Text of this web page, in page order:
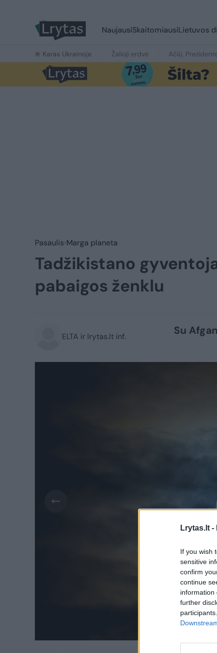
Lrytas.lt -
If you wish
sensitive
confirm
continue
information
further
NaujausiSkaitomiausiLietuvos
Karas Ukrainoje Žalioji erdvė Ačiū,
Pasaulis Marga planeta
Tadžikistano
pabaigos ženklu
ELTA ir lrytas.lt inf. Su